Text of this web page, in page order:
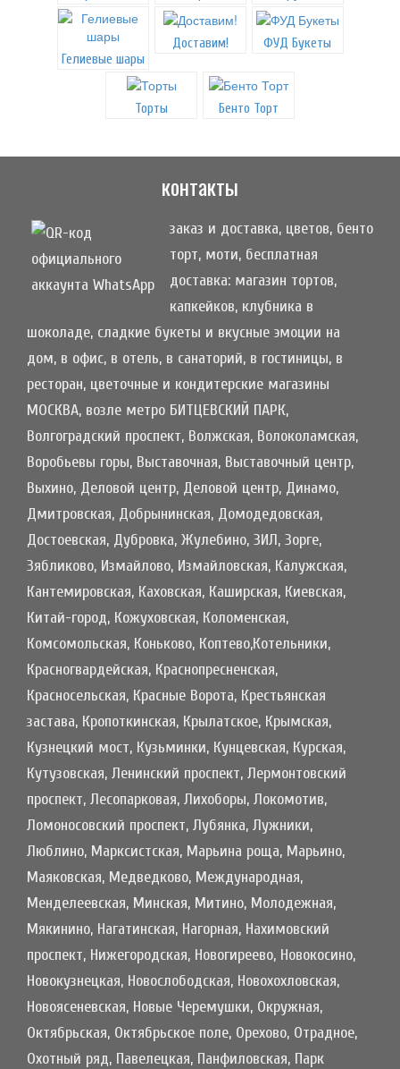
Гелиевые шары
Доставим! ФУД Букеты
Торты Бенто Торт
контакты
заказ и доставка, цветов, бенто
торт, моти, бесплатная
доставка: магазин тортов,
капкейков, клубника в
шоколаде, сладкие букеты и вкусные эмоции на
дом, в офис, в отель, в санаторий, в гостиницы, в
ресторан, цветочные и кондитерские магазины
МОСКВА, возле метро БИТЦЕВСКИЙ ПАРК,
Волгоградский проспект, Волжская, Волоколамская,
Воробьевы горы, Выставочная, Выставочный центр,
Выхино, Деловой центр, Деловой центр, Динамо,
Дмитровская, Добрынинская, Домодедовская,
Достоевская, Дубровка, Жулебино, ЗИЛ, Зорге,
Зябликово, Измайлово, Измайловская, Калужская,
Кантемировская, Каховская, Каширская, Киевская,
Китай-город, Кожуховская, Коломенская,
Комсомольская, Коньково, Коптево,Котельники,
Красногвардейская, Краснопресненская,
Красносельская, Красные Ворота, Крестьянская
застава, Кропоткинская, Крылатское, Крымская,
Кузнецкий мост, Кузьминки, Кунцевская, Курская,
Кутузовская, Ленинский проспект, Лермонтовский
проспект, Лесопарковая, Лихоборы, Локомотив,
Ломоносовский проспект, Лубянка, Лужники,
Люблино, Марксистская, Марьина роща, Марьино,
Маяковская, Медведково, Международная,
Менделеевская, Минская, Митино, Молодежная,
Мякинино, Нагатинская, Нагорная, Нахимовский
проспект, Нижегородская, Новогиреево, Новокосино,
Новокузнецкая, Новослободская, Новохохловская,
Новоясеневская, Новые Черемушки, Окружная,
Октябрьская, Октябрьское поле, Орехово, Отрадное,
Охотный ряд, Павелецкая, Панфиловская, Парк